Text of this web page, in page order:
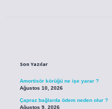
Son Yazılar
Amortisör körüğü ne işe yarar ?
Ağustos 10, 2026
Çapraz bağlarda ödem neden olur ?
Ağustos 9, 2026